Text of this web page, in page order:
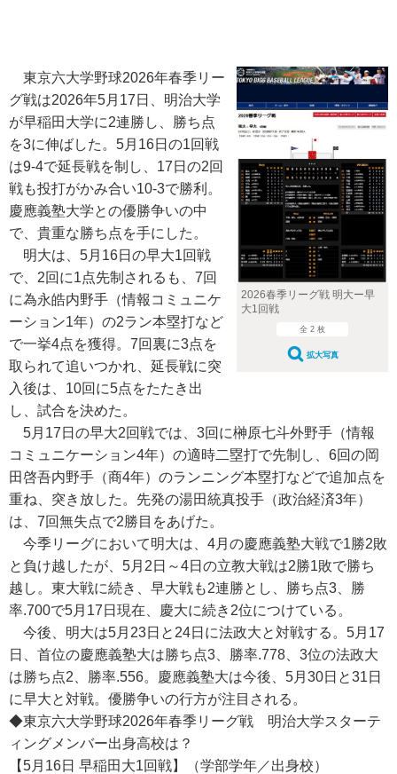
2026春季リーグ戦 明大ー早
大1回戦
全 2 枚
拡大写真
東京六大学野球2026年春季リー
グ戦は2026年5月17日、明治大学
が早稲田大学に2連勝し、勝ち点
を3に伸ばした。5月16日の1回戦
は9-4で延長戦を制し、17日の2回
戦も投打がかみ合い10-3で勝利。
慶應義塾大学との優勝争いの中
で、貴重な勝ち点を手にした。
明大は、5月16日の早大1回戦
で、2回に1点先制されるも、7回
に為永皓内野手（情報コミュニケ
ーション1年）の2ラン本塁打など
で一挙4点を獲得。7回裏に3点を
取られて追いつかれ、延長戦に突
入後は、10回に5点をたたき出
し、試合を決めた。
5月17日の早大2回戦では、3回に榊原七斗外野手（情報
コミュニケーション4年）の適時二塁打で先制し、6回の岡
田啓吾内野手（商4年）のランニング本塁打などで追加点を
重ね、突き放した。先発の湯田統真投手（政治経済3年）
は、7回無失点で2勝目をあげた。
今季リーグにおいて明大は、4月の慶應義塾大戦で1勝2敗
と負け越したが、5月2日～4日の立教大戦は2勝1敗で勝ち
越し。東大戦に続き、早大戦も2連勝とし、勝ち点3、勝
率.700で5月17日現在、慶大に続き2位につけている。
今後、明大は5月23日と24日に法政大と対戦する。5月17
日、首位の慶應義塾大は勝ち点3、勝率.778、3位の法政大
は勝ち点2、勝率.556。慶應義塾大は今後、5月30日と31日
に早大と対戦。優勝争いの行方が注目される。
◆東京六大学野球2026年春季リーグ戦 明治大学スターテ
ィングメンバー出身高校は？
【5月16日 早稲田大1回戦】（学部学年／出身校）